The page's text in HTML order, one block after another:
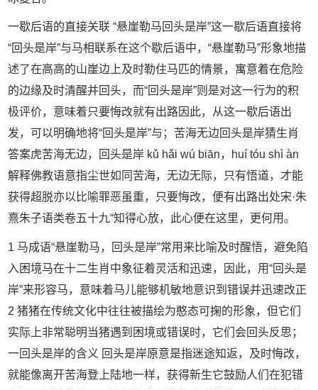
一歇后语的直接关联 “悬崖勒马回头是岸”这一歇后语直接将
“回头是岸”与马相联系在这个歇后语中，“悬崖勒马”形象地描
述了在高高的山崖边上及时勒住马匹的情景，寓意着在危险
的边缘及时清醒并回头，而“回头是岸”则是对这一行为的积
极评价，意味着只要悔改就有出路因此，从这一歇后语出
发，可以明确地将“回头是岸”与；苦海无边回头是岸猜生肖
答案虎苦海无边，回头是岸 kǔ hǎi wú biān，huí tóu shì àn
解释佛教语意指尘世如同苦海，无边无际，只有悟道，才能
获得超脱亦以比喻罪恶虽重，只要悔改，便有出路出处宋·朱
熹朱子语类卷五十九“知得心放，此心便在这里，更何用。
1 马成语“悬崖勒马，回头是岸”常用来比喻及时醒悟，避免陷
入困境马在十二生肖中象征着灵活和迅速，因此，用“回头是
岸”来形容马，意味着马儿能够机敏地意识到错误并迅速改正
2 猪猪在传统文化中往往被描绘为憨态可掬的形象，但它们
实际上非常聪明当猪遇到困境或错误时，它们会回头反思；
一回头是岸的含义 回头是岸原意是指迷途知返，及时悔改，
就能像离开苦海登上陆地一样，获得新生它鼓励人们在犯错